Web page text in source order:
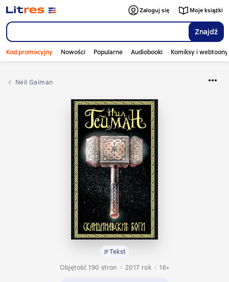
Znajdź
Zaloguj się Moje książki
Kod promocyjny Nowości Popularne Audiobooki Komiksy i webtoony
Neil Gaiman
Tekst
Objętość 190 stron
2017 rok 16+